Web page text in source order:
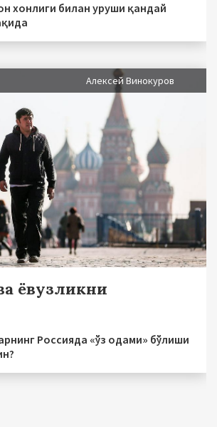
хонлиги билан уруши қандай
Алексей Винокуров
ёвузликни
Россияда «ўз одами» бўлиши